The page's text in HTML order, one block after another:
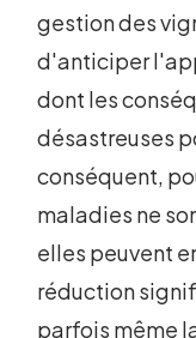
gestion des
d'anticiper
dont les
désastreuses
conséquent,
maladies ne
elles peuvent
réduction
parfois même